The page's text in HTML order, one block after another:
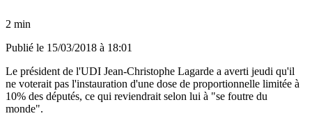
2 min
Publié le 15/03/2018 à 18:01
Le président de l'UDI Jean-Christophe Lagarde a averti jeudi qu'il
ne voterait pas l'instauration d'une dose de proportionnelle limitée à
10% des députés, ce qui reviendrait selon lui à "se foutre du
monde".